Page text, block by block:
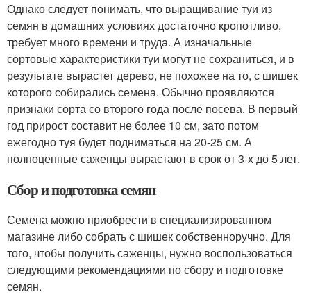
Однако следует понимать, что выращивание туи из
семян в домашних условиях достаточно кропотливо,
требует много времени и труда. А изначальные
сортовые характеристики туи могут не сохраниться, и в
результате вырастет дерево, не похожее на то, с шишек
которого собирались семена. Обычно проявляются
признаки сорта со второго года после посева. В первый
год прирост составит не более 10 см, зато потом
ежегодно туя будет подниматься на 20-25 см. А
полноценные саженцы вырастают в срок от 3-х до 5 лет.
Сбор и подготовка семян
Семена можно приобрести в специализированном
магазине либо собрать с шишек собственноручно. Для
того, чтобы получить саженцы, нужно воспользоваться
следующими рекомендациями по сбору и подготовке
семян.